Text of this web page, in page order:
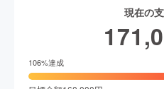
現在の
106%達成